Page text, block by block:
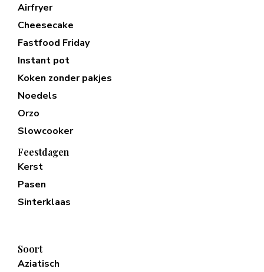
Airfryer
Cheesecake
Fastfood Friday
Instant pot
Koken zonder pakjes
Noedels
Orzo
Slowcooker
Feestdagen
Kerst
Pasen
Sinterklaas
Soort
Aziatisch